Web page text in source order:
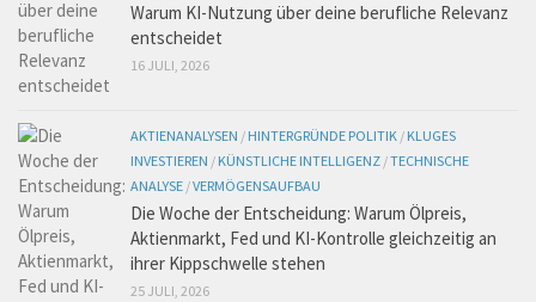
Warum KI-Nutzung über deine berufliche Relevanz
entscheidet
16 JULI, 2026
AKTIENANALYSEN / HINTERGRÜNDE POLITIK / KLUGES
INVESTIEREN / KÜNSTLICHE INTELLIGENZ /TECHNISCHE
ANALYSE /VERMÖGENSAUFBAU
Die Woche der Entscheidung: Warum Ölpreis,
Aktienmarkt, Fed und KI-Kontrolle gleichzeitig an
ihrer Kippschwelle stehen
25 JULI, 2026